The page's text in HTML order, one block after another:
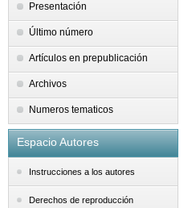
Presentación
Último número
Artículos en prepublicación
Archivos
Numeros tematicos
Espacio Autores
Instrucciones a los autores
Derechos de reproducción